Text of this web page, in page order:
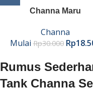
Channa Maru
Channa
MulaiRp30.000 Rp
Rumus
Tank Channa